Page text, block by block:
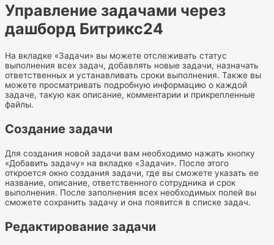
Управление задачами через
дашборд Битрикс24
На вкладке «Задачи» вы можете отслеживать статус
выполнения всех задач, добавлять новые задачи, назначать
ответственных и устанавливать сроки выполнения. Также вы
можете просматривать подробную информацию о каждой
задаче, такую как описание, комментарии и прикрепленные
файлы.
Создание задачи
Для создания новой задачи вам необходимо нажать кнопку
«Добавить задачу» на вкладке «Задачи». После этого
откроется окно создания задачи, где вы сможете указать ее
название, описание, ответственного сотрудника и срок
выполнения. После заполнения всех необходимых полей вы
сможете сохранить задачу и она появится в списке задач.
Редактирование задачи